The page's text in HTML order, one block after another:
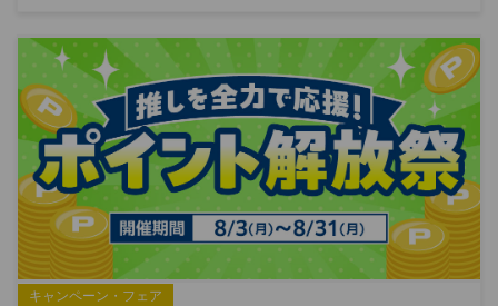
キャンペーン・フェア